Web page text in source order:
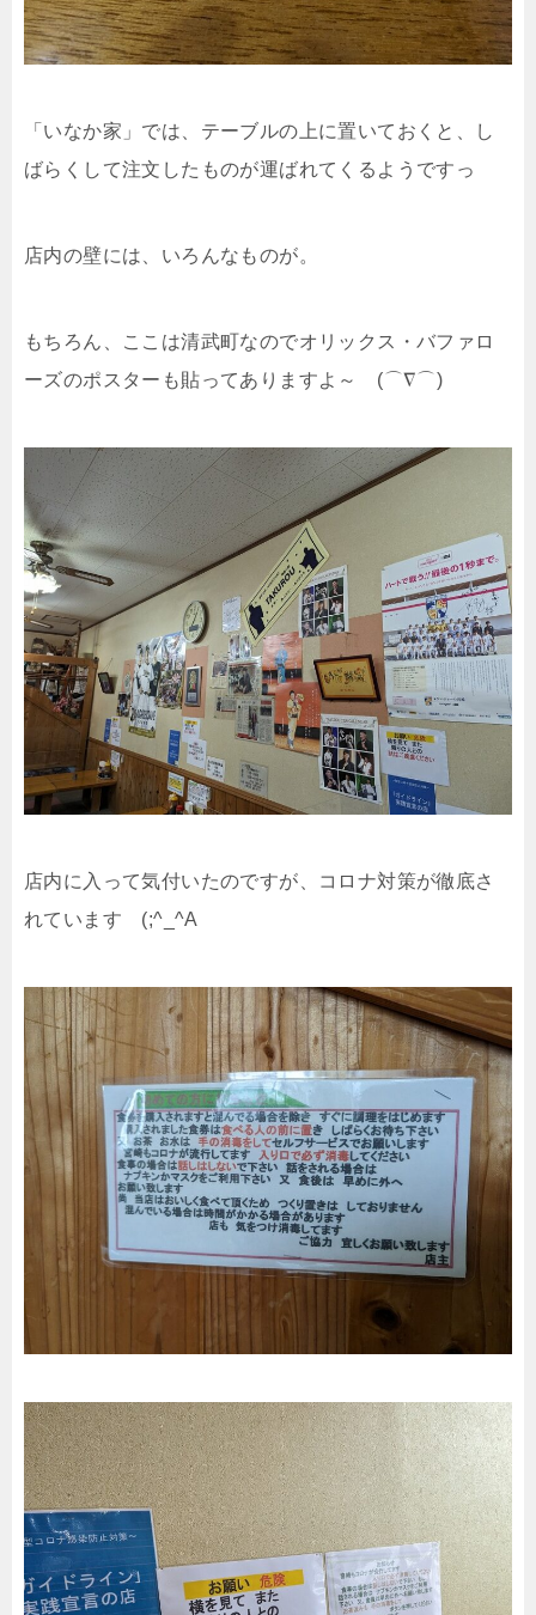
「いなか家」では、テーブルの上に置いておくと、し
ばらくして注文したものが運ばれてくるようですっ
店内の壁には、いろんなものが。
もちろん、ここは清武町なのでオリックス・バファロ
ーズのポスターも貼ってありますよ～ (⌒∇⌒)
店内に入って気付いたのですが、コロナ対策が徹底さ
れています (;^_^A